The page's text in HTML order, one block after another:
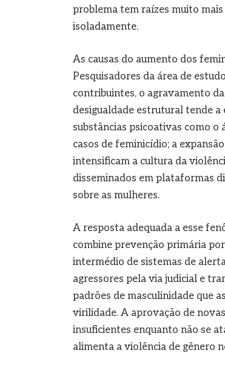
problema tem raízes muito
isoladamente.
As causas do aumento dos
Pesquisadores da área de
contribuintes, o agravamento
desigualdade estrutural tende a
substâncias psicoativas como
casos de feminicídio; a
intensificam a cultura da
disseminados em plataformas
sobre as mulheres.
A resposta adequada a esse
combine prevenção primária
intermédio de sistemas de
agressores pela via judicial e
padrões de masculinidade que
virilidade. A aprovação de
insuficientes enquanto não se
alimenta a violência de gênero